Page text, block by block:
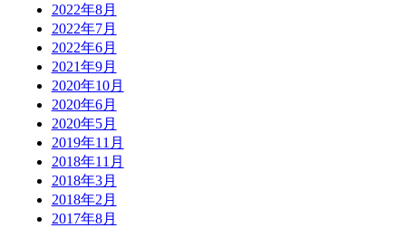
2022年8月
2022年7月
2022年6月
2021年9月
2020年10月
2020年6月
2020年5月
2019年11月
2018年11月
2018年3月
2018年2月
2017年8月